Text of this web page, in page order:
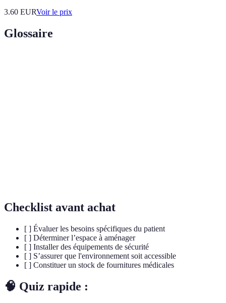
3.60 EURVoir le prix
Glossaire
Checklist avant achat
[ ] Évaluer les besoins spécifiques du patient
[ ] Déterminer l’espace à aménager
[ ] Installer des équipements de sécurité
[ ] S’assurer que l'environnement soit accessible
[ ] Constituer un stock de fournitures médicales
🧠 Quiz rapide :